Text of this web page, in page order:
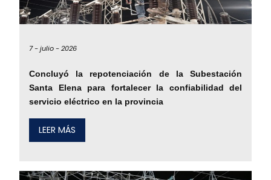
7 -julio -2026
Concluyó la repotenciación de la Subestación
Santa Elena para fortalecer la confiabilidad del
servicio eléctrico en la provincia
LEER MÁS